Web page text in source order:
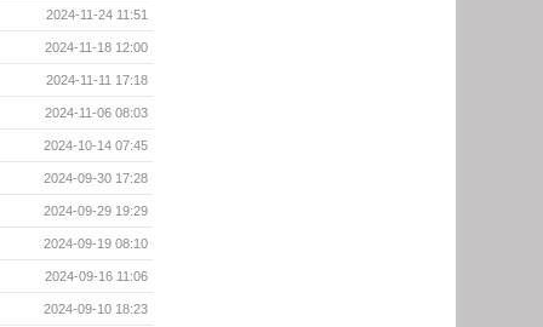
2024-11-24 11:51
2024-11-18 12:00
2024-11-11 17:18
2024-11-06 08:03
2024-10-14 07:45
2024-09-30 17:28
2024-09-29 19:29
2024-09-19 08:10
2024-09-16 11:06
2024-09-10 18:23